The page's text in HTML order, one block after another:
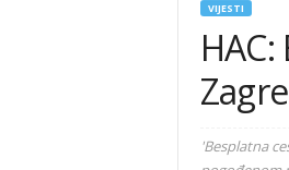
VIJESTI
'Besplatna